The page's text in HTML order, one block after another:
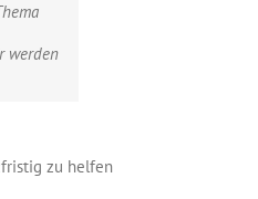
werden
zu helfen